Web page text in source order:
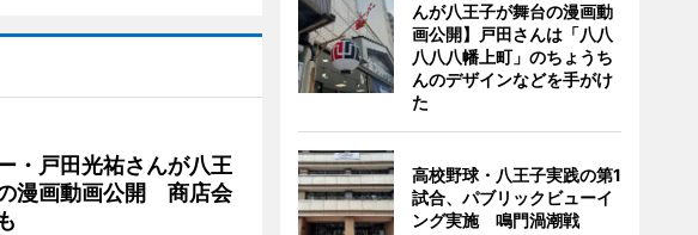
・戸田光祐さんが八王
漫画動画公開 商店会
んが八王子が舞台の漫画動
画公開】戸田さんは「八八
八八八幡上町」のちょうち
んのデザインなどを手がけ
た
高校野球・八王子実践の第1
試合、パブリックビューイ
ング実施 鳴門渦潮戦